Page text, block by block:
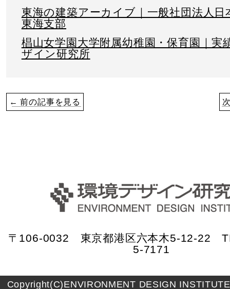
東海の建築アーカイブ｜一般社団法人日
東海支部
椙山女学園大学附属幼稚園・保育園｜実
ザイン研究所
← 前の記事を見る
〒106-0032 東京都港区六本木5-12-22
5-7171
Copyright(C)ENVIRONMENT DESIGN